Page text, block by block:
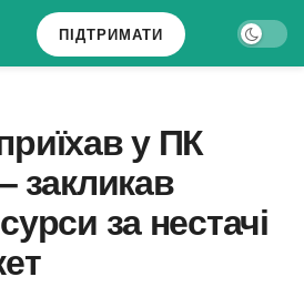
ПІДТРИМАТИ
у ПК
закликав
за нестачі